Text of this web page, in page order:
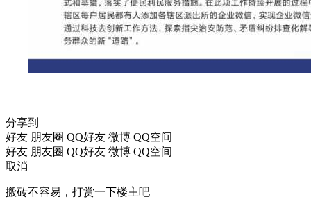
分享到
好友 朋友圈 QQ好友 微博 QQ空间
好友 朋友圈 QQ好友 微博 QQ空间
取消
搬砖不容易，打赏一下楼主吧